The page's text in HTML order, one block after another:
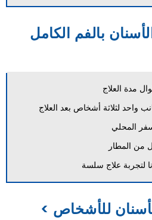
بالفم الكامل
مدة العلاج
واحد لثلاثة أشخاص بعد العلاج
المحلي
من المطار
لتجربة علاج سلسة
للأشخاص >